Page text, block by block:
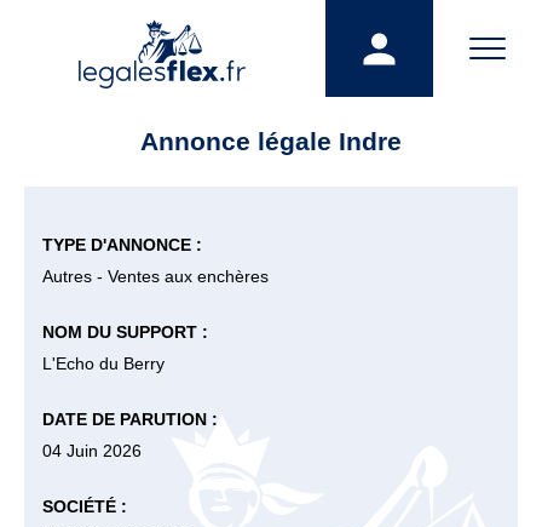
Annonce légale Indre
TYPE D'ANNONCE :
Autres - Ventes aux enchères
NOM DU SUPPORT :
L'Echo du Berry
DATE DE PARUTION :
04 Juin 2026
SOCIÉTÉ :